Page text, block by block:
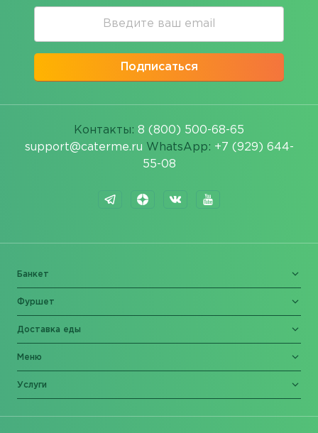
Подписаться
Контакты: 8 (800) 500-68-65
support@caterme.ru WhatsApp: +7 (929) 644-
55-08
Банкет
Фуршет
Доставка еды
Меню
Услуги